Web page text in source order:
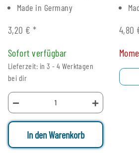
Made in Germany
3,20 €*
Sofort verfügbar
Lieferzeit: in 3 - 4 Werktagen
bei dir
In den Warenkorb
4,80